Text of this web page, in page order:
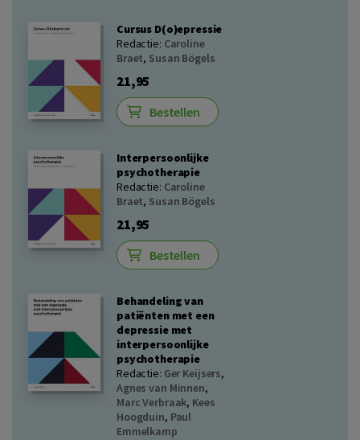
Cursus D(o)epressie
Redactie: Caroline
Braet, Susan Bögels
21,95
Bestellen
Interpersoonlijke
psychotherapie
Redactie: Caroline
Braet, Susan Bögels
21,95
Bestellen
Behandeling van
patiënten met een
depressie met
interpersoonlijke
psychotherapie
Redactie: Ger Keijsers,
Agnes van Minnen,
Marc Verbraak, Kees
Hoogduin, Paul
Emmelkamp